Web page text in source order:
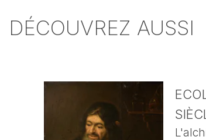
DÉCOUVREZ AUSSI